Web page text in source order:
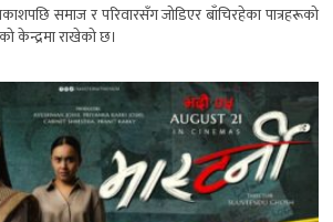
समाज र परिवारसँग जोडिएर बाँचिरहेका पात्रहरूको
केन्द्रमा राखेको छ।